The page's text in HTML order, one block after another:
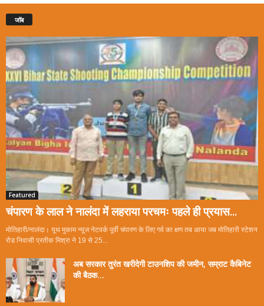
जॉब
Featured
चंपारण के लाल ने नालंदा में लहराया परचमः पहले ही प्रयास...
मोतिहारी/नालंदा। यूथ मुकाम न्यूज नेटवर्क पूर्वी चंपारण के लिए गर्व का क्षण तब आया जब मोतिहारी स्टेशन
रोड निवासी प्रतीक मिश्रा ने 19 से 25...
अब सरकार तुरंत खरीदेगी टाउनशिप की जमीन, सम्राट कैबिनेट
की बैठक...